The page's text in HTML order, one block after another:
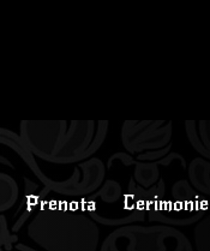
Prenota Cerimonie